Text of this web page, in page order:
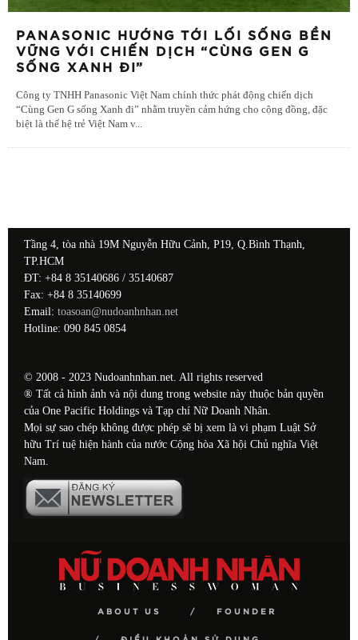
PANASONIC HƯỚNG TỚI LỐI SỐNG BỀN
VỮNG VỚI CHIẾN DỊCH “CÙNG GEN G
SỐNG XANH ĐI”
Công ty TNHH Panasonic Việt Nam chính thức phát động chiến dịch
“Cùng Gen G sống Xanh đi” nhằm truyền cảm hứng cho cộng đồng, đặc
biệt là thế hệ trẻ Việt Nam v...
Tầng 4, tòa nhà 19M Nguyễn Hữu Cảnh, P19, Q.Bình Thạnh,
TP.HCM
ĐT: +84 8 35140686 / 35140687
Fax: +84 8 35140699
Email: toasoan@nudoanhnhan.net
Hotline: 090 845 0854
© 2008 - 2023 Nudoanhnhan.net. All rights reserved
® Tất cả hình ảnh và nội dung trong website này thuộc bản quyền
của One Pacific Holdings và Tạp chí Nữ Doanh Nhân.
Mọi sự sao chép không được phép sẽ bị xem là vi phạm Luật Sở
hữu Trí tuệ hiện hành của nước Cộng hòa Xã hội Chủ nghĩa Việt
Nam.
ABOUT US FOUNDER